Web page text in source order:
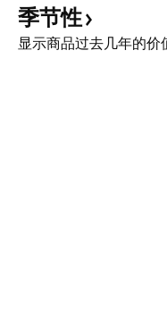
以来一直在蠢蠢欲动。
体处于历史低位，一方
概念股并没有足够的盈
季节性
显示商品过去几年的价